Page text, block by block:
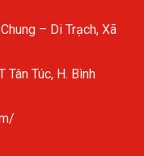
– Di Trạch, Xã
Tân Túc, H. Bình